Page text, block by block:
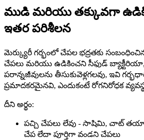
ముడి మరియు తక్కువగా
ఇతర పరిశీలన
మెర్క్యురీ గర్భంలో చేపల భద్రతకు
చేపలు మరియు ఉడికించని సీఫుడ్
పరాన్నజీవులను తీసుకువెళ్లగలవు, ఇవి
ప్రమాదకరమైనవి, ఎందుకంటే రోగనిరోధక
దీని అర్థం:
పచ్చి చేపలు లేవు - సాషిమి, చాట్
చేప లేదా పూర్తిగా వండని చేపలు